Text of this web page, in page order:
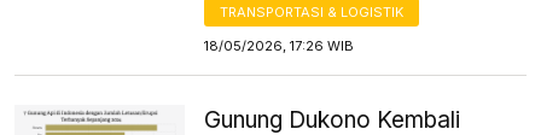
TRANSPORTASI & LOGISTIK
18/05/2026, 17:26 WIB
Gunung Dukono Kembali